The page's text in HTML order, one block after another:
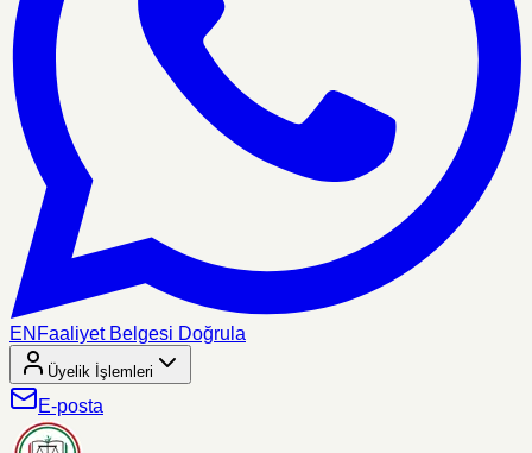
EN Faaliyet Belgesi Doğrula
Üyelik İşlemleri
E-posta